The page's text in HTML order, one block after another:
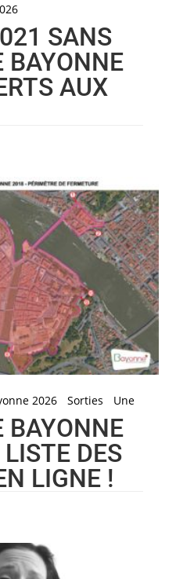
SANS
BAYONNE
AUX
2026 Sorties Une
BAYONNE
DES
LIGNE !